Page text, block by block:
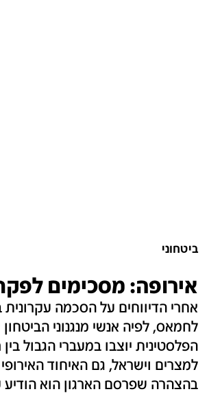
ביטחוני
אירופה: מסכימים
אחרי הדיווחים על הסכמה עקרונית
לחמאס, לפיה אנשי מנגנוני
הפלסטינית יוצבו במעברי הגבול
למצרים וישראל, גם האיחוד
בהצהרה שפרסם הארגון הוא הודיע